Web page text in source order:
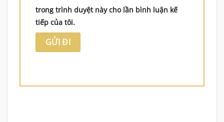
trong trình duyệt này cho lần bình luận kế
tiếp của tôi.